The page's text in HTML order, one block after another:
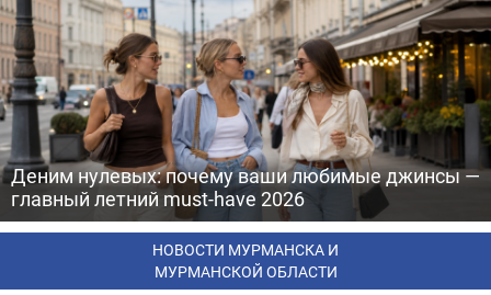
Деним нулевых: почему ваши любимые джинсы —
главный летний must-have 2026
НОВОСТИ МУРМАНСКА И
МУРМАНСКОЙ ОБЛАСТИ